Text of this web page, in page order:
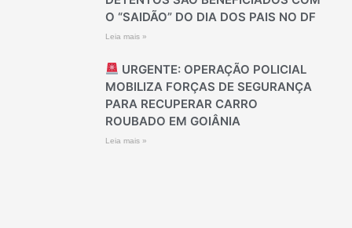
O “SAIDÃO” DO DIA DOS PAIS NO DF
Leia mais »
URGENTE: OPERAÇÃO POLICIAL
MOBILIZA FORÇAS DE SEGURANÇA
PARA RECUPERAR CARRO
ROUBADO EM GOIÂNIA
Leia mais »